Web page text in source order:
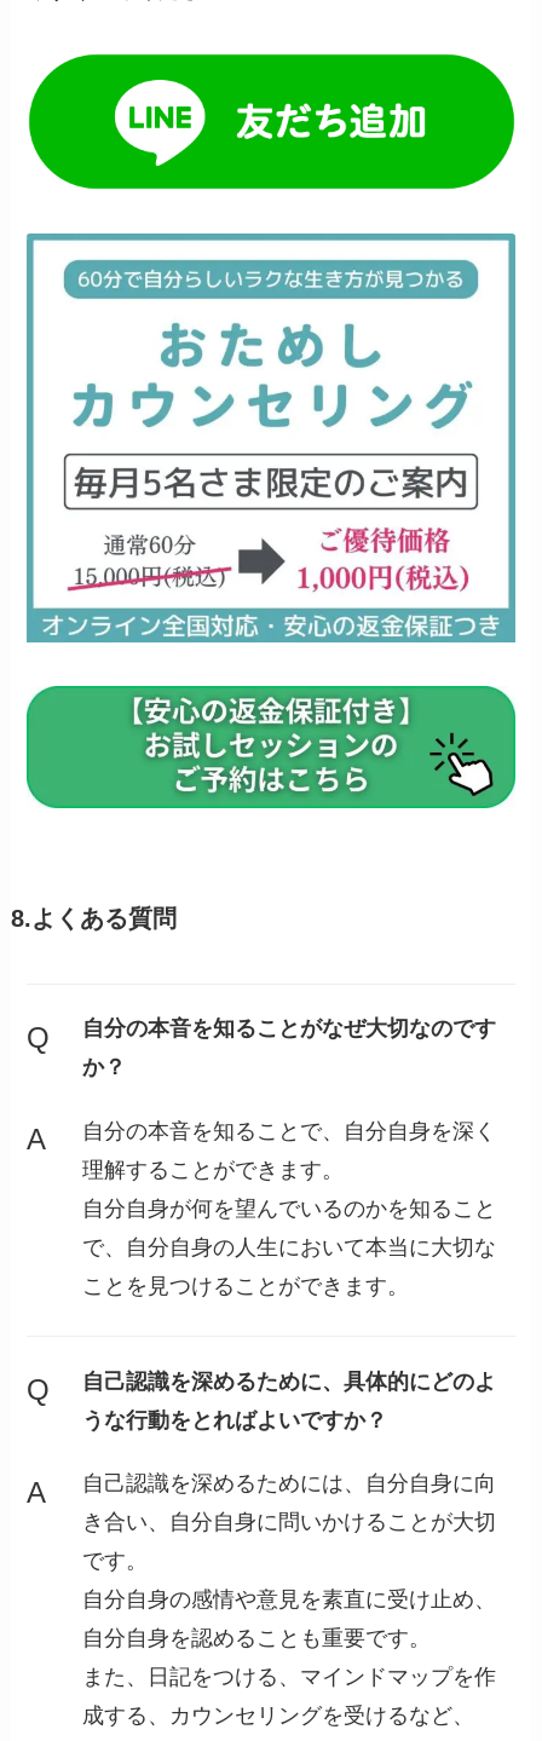
8.よくある質問
Q
自分の本音を知ることがなぜ大切なのです
か？
A
自分の本音を知ることで、自分自身を深く
理解することができます。
自分自身が何を望んでいるのかを知ること
で、自分自身の人生において本当に大切な
ことを見つけることができます。
Q
自己認識を深めるために、具体的にどのよ
うな行動をとればよいですか？
A
自己認識を深めるためには、自分自身に向
き合い、自分自身に問いかけることが大切
です。
自分自身の感情や意見を素直に受け止め、
自分自身を認めることも重要です。
また、日記をつける、マインドマップを作
成する、カウンセリングを受けるなど、